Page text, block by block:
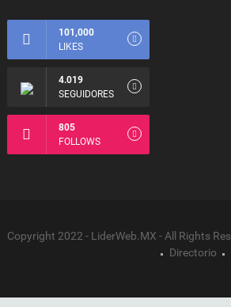
101,000
LIKES
4.019
SEGUIDORES
805
FOLLOWS
Copyright 2022 - LiderWeb.MX - All Rights
Directorio